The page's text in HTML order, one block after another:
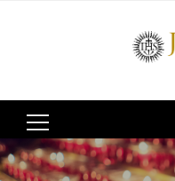
Search
for: